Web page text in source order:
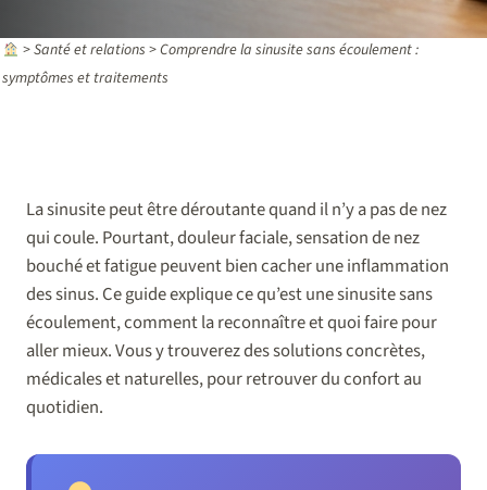
>Santé et relations >Comprendre la sinusite sans écoulement :
symptômes et traitements
La sinusite peut être déroutante quand il n’y a pas de nez
qui coule. Pourtant, douleur faciale, sensation de nez
bouché et fatigue peuvent bien cacher une inflammation
des sinus. Ce guide explique ce qu’est une sinusite sans
écoulement, comment la reconnaître et quoi faire pour
aller mieux. Vous y trouverez des solutions concrètes,
médicales et naturelles, pour retrouver du confort au
quotidien.